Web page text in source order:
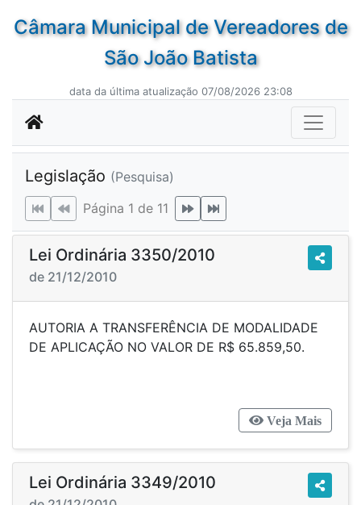
Câmara Municipal de Vereadores de
São João Batista
data da última atualização 07/08/2026 23:08
Legislação (Pesquisa)
Página 1 de 11
Lei Ordinária 3350/2010
de 21/12/2010
AUTORIA A TRANSFERÊNCIA DE MODALIDADE
DE APLICAÇÃO NO VALOR DE R$ 65.859,50.
Veja Mais
Lei Ordinária 3349/2010